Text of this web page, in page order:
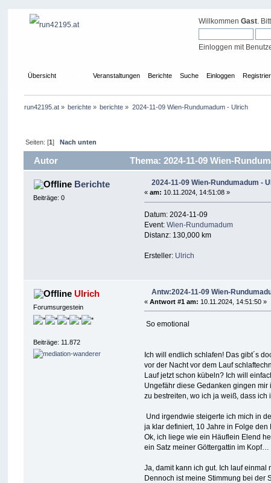
WillkommenGast.
Einloggen mit
Übersicht Veranstaltungen Berichte Suche Einloggen
run42195.at» berichte » berichte » 2024-11-09 Wien-Rundumadum - Ulrich
Seiten: [1] Nach unten
Autor Thema: 2024-11-09 Wien-
Berichte
Beiträge: 0
2024-11-09 Wien-Rundumadum -
«am: 10.11.2024, 14:51:08 »
Datum: 2024-11-09
Event:Wien-Rundumadum
Distanz: 130,000 km
Ersteller: Ulrich
Ulrich
Forumsurgestein
Beiträge: 11.872
Antw:2024-11-09 Wien-
«Antwort #1 am: 10.11.2024, 14:51:50 »
So emotional
Ich will endlich schlafen! Das gibt´s
vor der Nacht vor dem Lauf
Lauf jetzt schon kübeln? Ich will
Ungefähr diese Gedanken gingen
zu bestreiten, wo ich ja weiß, dass ich
Und irgendwie steigerte ich mich in
ja klar definiert, 10 Jahre in Folge
Ok, ich liege wie ein Häuflein Elend
ein Satz meiner Göttergattin im
Ja, damit kann ich gut. Ich lauf
Dennoch ist meine Stimmung bei der